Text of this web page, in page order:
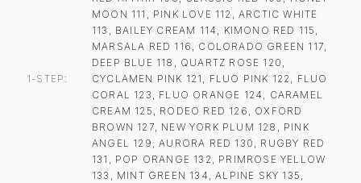
1-STEP
MOON 111, PINK LOVE 112, ARCTIC WHITE
113, BAILEY CREAM 114, KIMONO RED 115,
MARSALA RED 116, COLORADO GREEN 117,
DEEP BLUE 118, QUARTZ ROSE 120,
CYCLAMEN PINK 121, FLUO PINK 122, FLUO
CORAL 123, FLUO ORANGE 124, CARAMEL
CREAM 125, RODEO RED 126, OXFORD
BROWN 127, NEW YORK PLUM 128, PINK
ANGEL 129, AURORA RED 130, RUGBY RED
131, POP ORANGE 132, PRIMROSE YELLOW
133, MINT GREEN 134, ALPINE SKY 135,